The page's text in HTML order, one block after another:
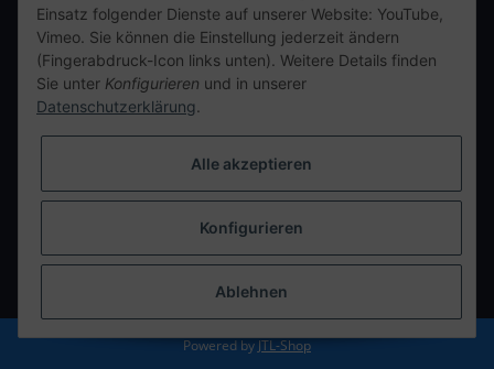
Kontaktdaten
tweet
teilen
Vertrag widerrufen
* Alle Preise inkl. gesetzlicher USt., zzgl.Versand
Powered by JTL-Shop
Einsatz folgender Dienste auf unserer Website: YouTube,
Vimeo. Sie können die Einstellung jederzeit ändern
(Fingerabdruck-Icon links unten). Weitere Details finden
Sie unter Konfigurieren und in unserer
Datenschutzerklärung.
Alle akzeptieren
Konfigurieren
Ablehnen